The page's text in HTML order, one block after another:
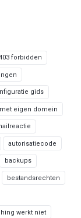
forbidden
gids
eigen domein
autorisatiecode
backups
bestandsrechten
werkt niet